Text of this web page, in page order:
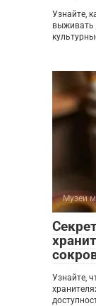
Узнайте,
выживать
Музеи
Узнайте,